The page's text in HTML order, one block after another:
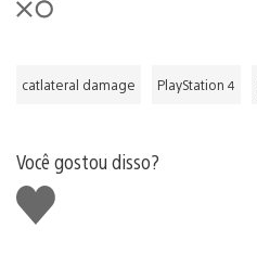
catlateral damage PlayStation 4
Você gostou disso?
Curtir